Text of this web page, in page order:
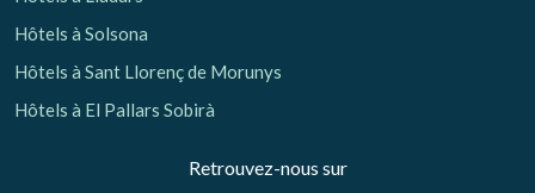
Hôtels à Solsona
Hôtels à Sant Llorenç de Morunys
Hôtels à El Pallars Sobirà
Retrouvez-nous sur